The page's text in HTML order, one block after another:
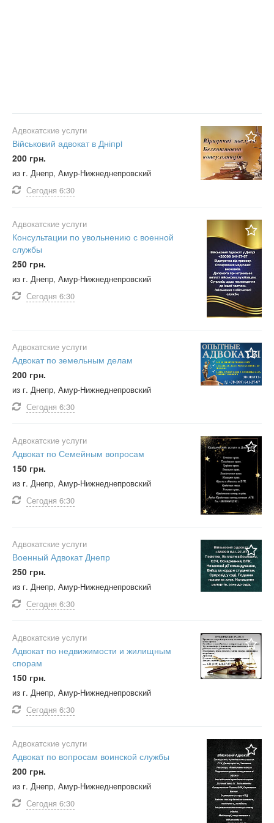
Адвокатские услуги
Військовий адвокат в Дніпрi
200 грн.
из г. Днепр, Амур-Нижнеднепровский
Сегодня 6:30
Адвокатские услуги
Консультации по увольнению с военной
службы
250 грн.
из г. Днепр, Амур-Нижнеднепровский
Сегодня 6:30
Адвокатские услуги
Адвокат по земельным делам
200 грн.
из г. Днепр, Амур-Нижнеднепровский
Сегодня 6:30
Адвокатские услуги
Адвокат по Семейным вопросам
150 грн.
из г. Днепр, Амур-Нижнеднепровский
Сегодня 6:30
Адвокатские услуги
Военный Адвокат Днепр
250 грн.
из г. Днепр, Амур-Нижнеднепровский
Сегодня 6:30
Адвокатские услуги
Адвокат по недвижимости и жилищным
спорам
150 грн.
из г. Днепр, Амур-Нижнеднепровский
Сегодня 6:30
Адвокатские услуги
Адвокат по вопросам воинской службы
200 грн.
из г. Днепр, Амур-Нижнеднепровский
Сегодня 6:30